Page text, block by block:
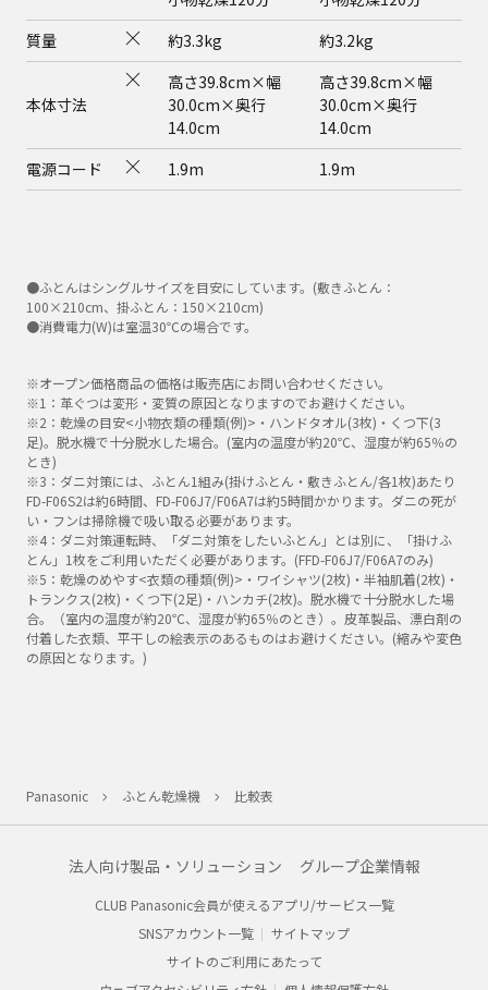
質量 約3.3kg 約3.2kg
本体寸法
高さ39.8cm×幅
30.0cm×奥行
14.0cm
高さ39.8cm×幅
30.0cm×奥行
14.0cm
電源コード
1.9m 1.9m
●ふとんはシングルサイズを目安にしています。(敷きふとん：
100×210cm、掛ふとん：150×210cm)
●消費電力(W)は室温30℃の場合です。
※オープン価格商品の価格は販売店にお問い合わせください。
※1：革ぐつは変形・変質の原因となりますのでお避けください。
※2：乾燥の目安<小物衣類の種類(例)>・ハンドタオル(3枚)・くつ下(3
足)。脱水機で十分脱水した場合。(室内の温度が約20℃、湿度が約65％の
とき)
※3：ダニ対策には、ふとん1組み(掛けふとん・敷きふとん/各1枚)あたり
FD-F06S2は約6時間、FD-F06J7/F06A7は約5時間かかります。ダニの死が
い・フンは掃除機で吸い取る必要があります。
※4：ダニ対策運転時、「ダニ対策をしたいふとん」とは別に、「掛けふ
とん」1枚をご利用いただく必要があります。(FFD-F06J7/F06A7のみ)
※5：乾燥のめやす<衣類の種類(例)>・ワイシャツ(2枚)・半袖肌着(2枚)・
トランクス(2枚)・くつ下(2足)・ハンカチ(2枚)。脱水機で十分脱水した場
合。（室内の温度が約20℃、湿度が約65％のとき）。皮革製品、漂白剤の
付着した衣類、平干しの絵表示のあるものはお避けください。(縮みや変色
の原因となります。)
Panasonic ふとん乾燥機 比較表
法人向け製品・ソリューション グループ企業情報
CLUB Panasonic会員が使えるアプリ/サービス一覧
SNSアカウント一覧
サイトマップ
サイトのご利用にあたって